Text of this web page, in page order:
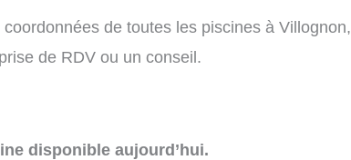
de toutes les piscines à Villognon,
de RDV ou un conseil.
disponible aujourd’hui.